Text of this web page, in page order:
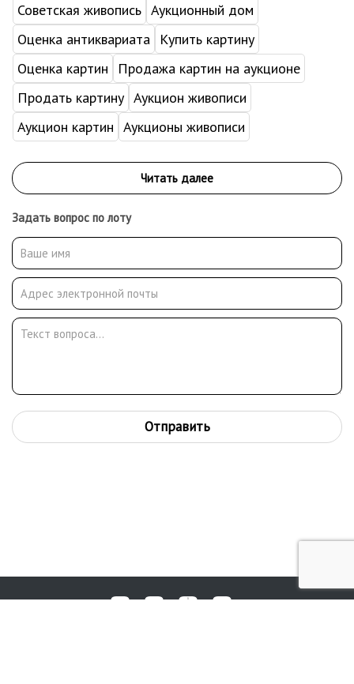
Советская живопись Аукционный дом
Оценка антиквариата
Купить картину
Оценка картин
Продажа картин на аукционе
Продать картину Аукцион живописи
Аукцион картин Аукционы живописи
Задать вопрос по лоту
Отправить